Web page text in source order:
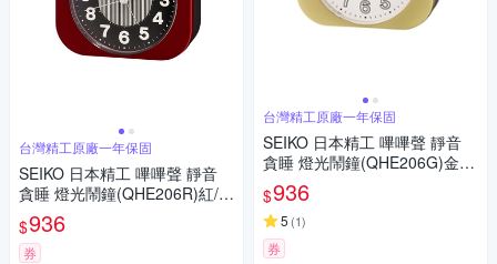
台灣精工原廠一年保固
SEIKO 日本精工 嗶嗶聲 靜音
貪睡 燈光鬧鐘(QHE206R)紅/9.
9X11.3cm
$936
券
台灣精工原廠一年保固
SEIKO 日本精工 嗶嗶聲 靜音
貪睡 燈光鬧鐘(QHE206G)金/9.
9X11.3cm
$936
5 (1)
券